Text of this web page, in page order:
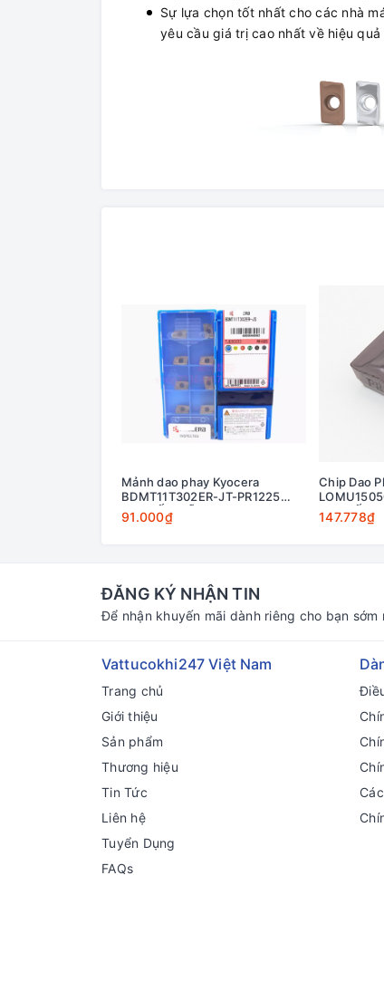
Sự lựa chọn tốt nhất cho các nhà
yêu cầu giá trị cao nhất về hiệu
Mảnh dao phay Kyocera
BDMT11T302ER-JT-PR1225
KHUYẾN MÃI
91.000₫
Chip Dao
KHUYẾN
147.778₫
ĐĂNG KÝ NHẬN TIN
Để nhận khuyến mãi dành riêng cho bạn sớm
Vattucokhi247 Việt Nam
Trang chủ
Giới thiệu
Sản phẩm
Thương hiệu
Tin Tức
Liên hệ
Tuyển Dụng
FAQs